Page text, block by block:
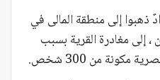
ذهبوا إلى منطقة المالى في
إلى مغادرة القرية بسبب
من 300 شخص.